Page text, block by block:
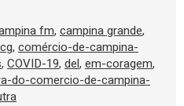
fm, campina grande,
, comércio-de-campina-
, COVID-19, del, em-coragem,
do-comercio-de-campina-